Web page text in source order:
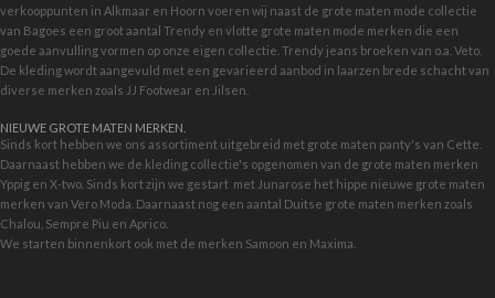
verkooppunten in Alkmaar en Hoorn voeren wij naast de grote maten mode collectie
van Bagoes een groot aantal Trendy en vlotte grote maten mode merken die een
goede aanvulling vormen op onze eigen collectie. Trendy jeans broeken van o.a. Veto.
De kleding wordt aangevuld met een gevarieerd aanbod in laarzen brede schachtvan
diverse merken zoals JJ Footwear en Jilsen.
NIEUWE GROTE MATEN MERKEN.
Sinds kort hebben we ons assortiment uitgebreid met grote maten panty's van Cette.
Daarnaast hebben we de kleding collectie's opgenomen van de grote maten merken
Yppig en X-two. Sinds kort zijn we gestart met Junarose het hippe nieuwe grote maten
merken van Vero Moda. Daarnaast nog een aantal Duitse grote maten merken zoals
Chalou, Sempre Piu en Aprico.
We starten binnenkort ook met de merken Samoon en Maxima.